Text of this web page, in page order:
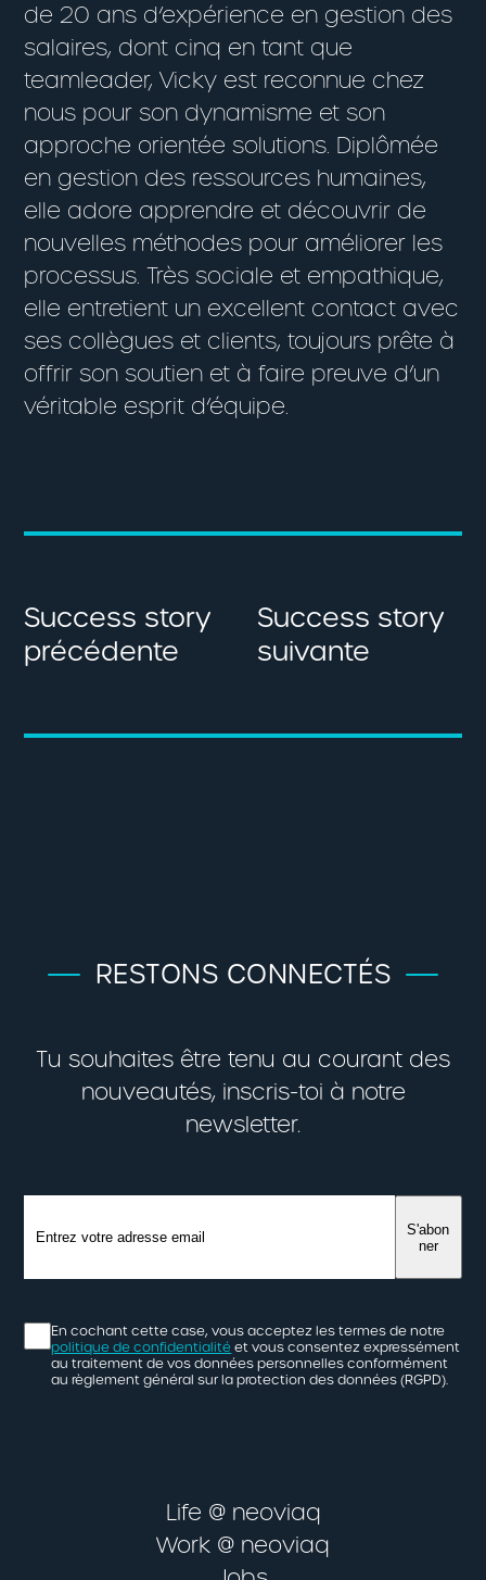
de 20 ans d’expérience en gestion des
salaires, dont cinq en tant que
teamleader, Vicky est reconnue chez
nous pour son dynamisme et son
approche orientée solutions. Diplômée
en gestion des ressources humaines,
elle adore apprendre et découvrir de
nouvelles méthodes pour améliorer les
processus. Très sociale et empathique,
elle entretient un excellent contact avec
ses collègues et clients, toujours prête à
offrir son soutien et à faire preuve d’un
véritable esprit d’équipe.
Success story
précédente
Success story
suivante
RESTONS CONNECTÉS
Tu souhaites être tenu au courant des
nouveautés, inscris-toi à notre
newsletter.
En cochant cette case, vous acceptez les termes de notre
politique de confidentialité et vous consentez expressément
au traitement de vos données personnelles conformément
au règlement général sur la protection des données (RGPD).
S'abon
ner
Life @ neoviaq
Work @ neoviaq